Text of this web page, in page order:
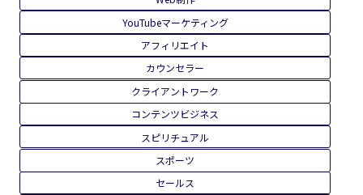
YouTubeマーケティング
アフィリエイト
カウンセラー
クライアントワーク
コンテンツビジネス
スピリチュアル
スポーツ
セールス